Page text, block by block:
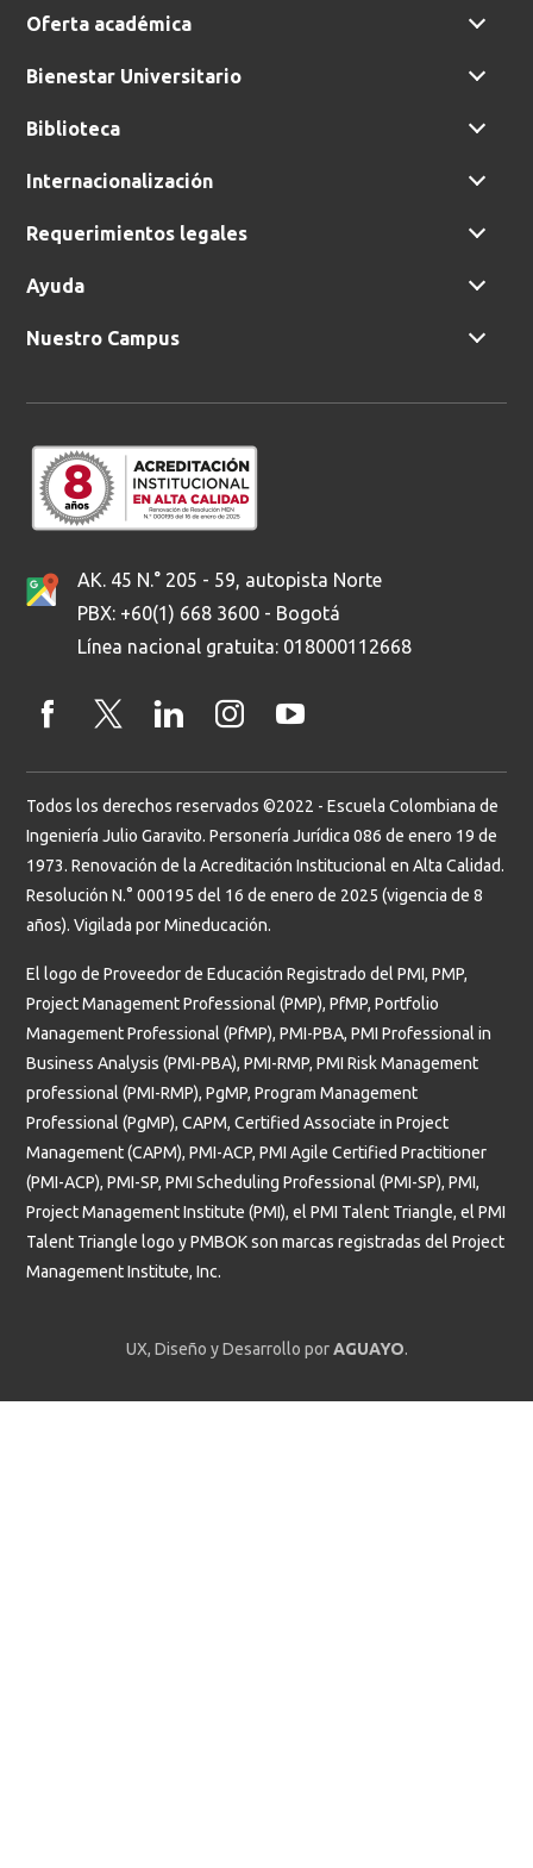
Oferta académica
Bienestar Universitario
Biblioteca
Internacionalización
Requerimientos legales
Ayuda
Nuestro Campus
AK. 45 N.° 205 - 59, autopista Norte
PBX: +60(1) 668 3600 - Bogotá
Línea nacional gratuita: 018000112668
Todos los derechos reservados ©2022 - Escuela Colombiana de
Ingeniería Julio Garavito. Personería Jurídica 086 de enero 19 de
1973. Renovación de la Acreditación Institucional en Alta Calidad.
Resolución N.° 000195 del 16 de enero de 2025 (vigencia de 8
años). Vigilada por Mineducación.
El logo de Proveedor de Educación Registrado del PMI, PMP,
Project Management Professional (PMP), PfMP, Portfolio
Management Professional (PfMP), PMI-PBA, PMI Professional in
Business Analysis (PMI-PBA), PMI-RMP, PMI Risk Management
professional (PMI-RMP), PgMP, Program Management
Professional (PgMP), CAPM, Certified Associate in Project
Management (CAPM), PMI-ACP, PMI Agile Certified Practitioner
(PMI-ACP), PMI-SP, PMI Scheduling Professional (PMI-SP), PMI,
Project Management Institute (PMI), el PMI Talent Triangle, el PMI
Talent Triangle logo y PMBOK son marcas registradas del Project
Management Institute, Inc.
UX, Diseño y Desarrollo porAGUAYO.